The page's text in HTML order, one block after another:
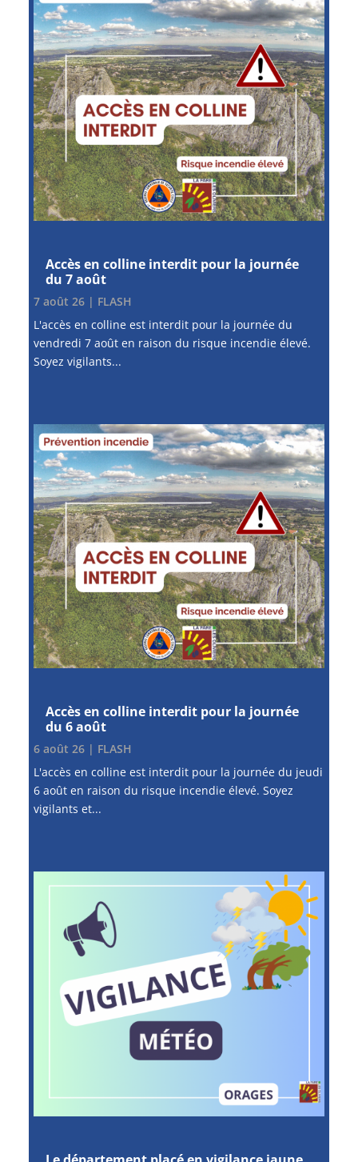
Accès en colline interdit pour la journée
du 7 août
7 août 26| FLASH
L'accès en colline est interdit pour la journée du
vendredi 7 août en raison du risque incendie élevé.
Soyez vigilants...
Accès en colline interdit pour la journée
du 6 août
6 août 26| FLASH
L'accès en colline est interdit pour la journée du jeudi
6 août en raison du risque incendie élevé. Soyez
vigilants et...